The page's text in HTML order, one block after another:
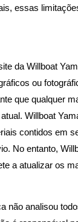
essas
da Willboat
ou
que qualquer
Willboat
contidos em
No entanto,
a atualizar os
não analisou